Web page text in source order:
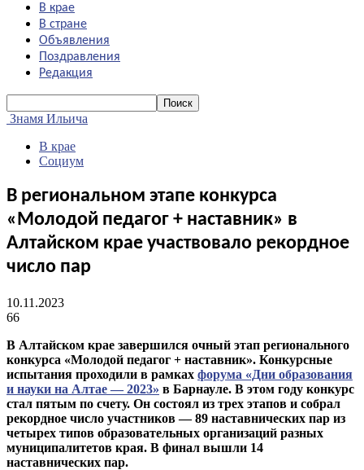
В крае
В стране
Объявления
Поздравления
Редакция
Знамя Ильича
В крае
Социум
В региональном этапе конкурса
«Молодой педагог + наставник» в
Алтайском крае участвовало рекордное
число пар
10.11.2023
66
В Алтайском крае завершился очный этап регионального
конкурса «Молодой педагог + наставник». Конкурсные
испытания проходили в рамках форума «Дни образования
и науки на Алтае — 2023» в Барнауле. В этом году конкурс
стал пятым по счету. Он состоял из трех этапов и собрал
рекордное число участников — 89 наставнических пар из
четырех типов образовательных организаций разных
муниципалитетов края. В финал вышли 14
наставнических пар.